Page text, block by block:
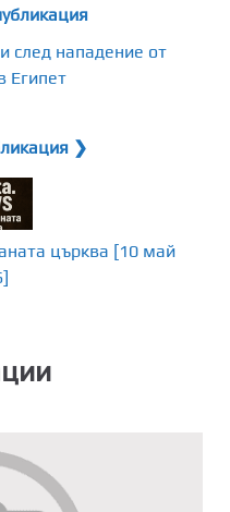
след нападение от
Египет
❯
църква [10 май